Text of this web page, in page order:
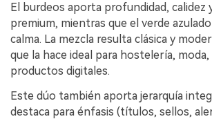
El burdeos aporta profundidad, calidez
premium, mientras que el verde
calma. La mezcla resulta clásica y
que la hace ideal para hostelería,
productos digitales.
Este dúo también aporta jerarquía
destaca para énfasis (títulos, sellos,